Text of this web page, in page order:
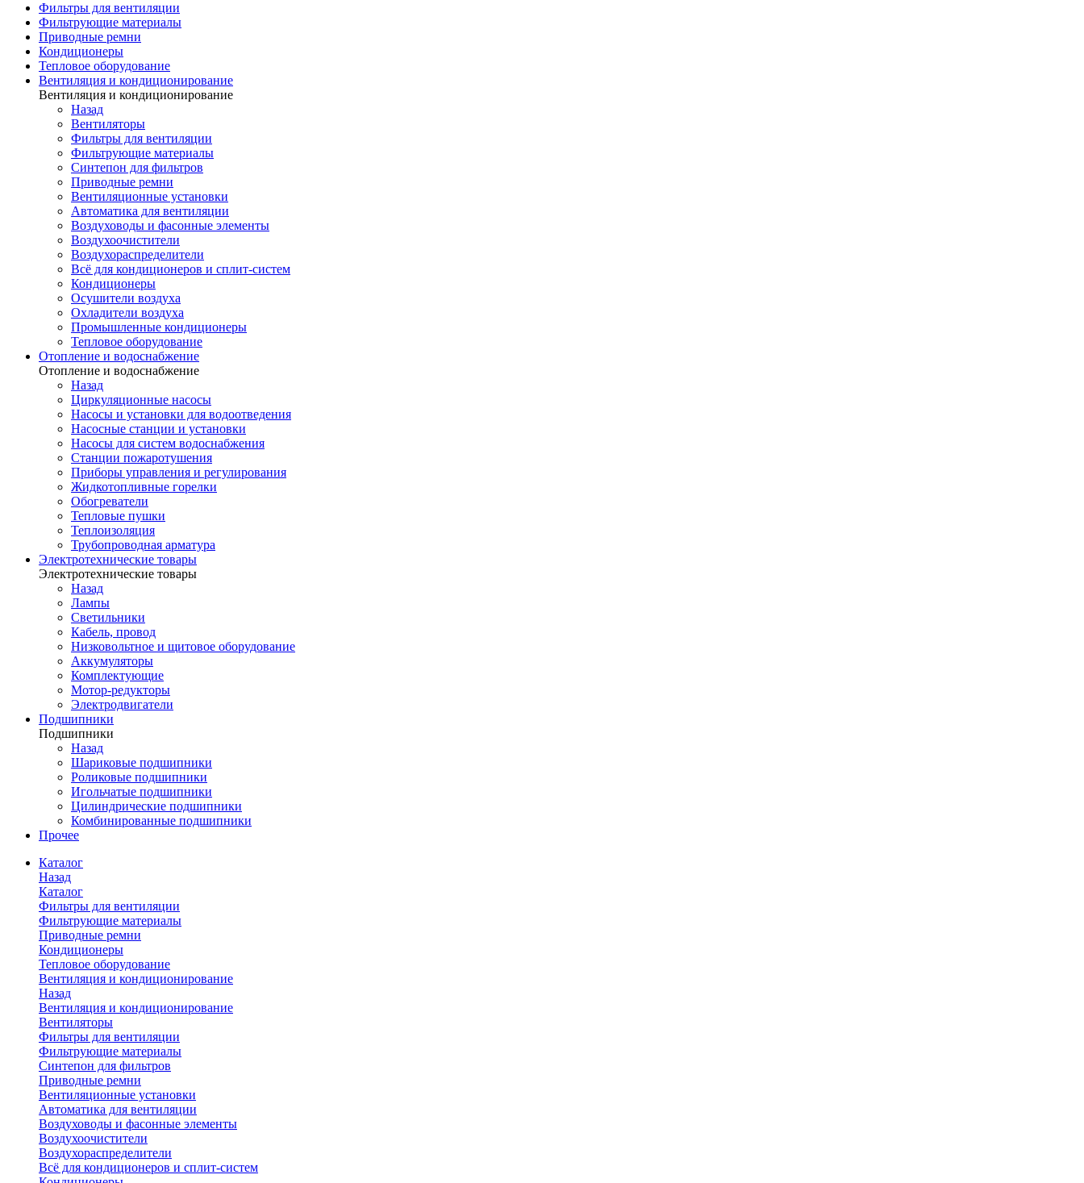
Фильтры для вентиляции
Фильтрующие материалы
Приводные ремни
Кондиционеры
Тепловое оборудование
Вентиляция и кондиционирование
Вентиляция и кондиционирование
Назад
Вентиляторы
Фильтры для вентиляции
Фильтрующие материалы
Синтепон для фильтров
Приводные ремни
Вентиляционные установки
Автоматика для вентиляции
Воздуховоды и фасонные элементы
Воздухоочистители
Воздухораспределители
Всё для кондиционеров и сплит-систем
Кондиционеры
Осушители воздуха
Охладители воздуха
Промышленные кондиционеры
Тепловое оборудование
Отопление и водоснабжение
Отопление и водоснабжение
Назад
Циркуляционные насосы
Насосы и установки для водоотведения
Насосные станции и установки
Насосы для систем водоснабжения
Станции пожаротушения
Приборы управления и регулирования
Жидкотопливные горелки
Обогреватели
Тепловые пушки
Теплоизоляция
Трубопроводная арматура
Электротехнические товары
Электротехнические товары
Назад
Лампы
Светильники
Кабель, провод
Низковольтное и щитовое оборудование
Аккумуляторы
Комплектующие
Мотор-редукторы
Электродвигатели
Подшипники
Подшипники
Назад
Шариковые подшипники
Роликовые подшипники
Игольчатые подшипники
Цилиндрические подшипники
Комбинированные подшипники
Прочее
Каталог
Назад
Каталог
Фильтры для вентиляции
Фильтрующие материалы
Приводные ремни
Кондиционеры
Тепловое оборудование
Вентиляция и кондиционирование
Назад
Вентиляция и кондиционирование
Вентиляторы
Фильтры для вентиляции
Фильтрующие материалы
Синтепон для фильтров
Приводные ремни
Вентиляционные установки
Автоматика для вентиляции
Воздуховоды и фасонные элементы
Воздухоочистители
Воздухораспределители
Всё для кондиционеров и сплит-систем